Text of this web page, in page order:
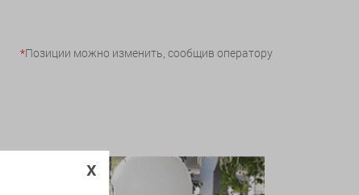
*Позиции можно изменить, сообщив оператору
x